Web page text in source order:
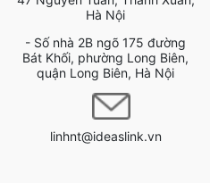
Hà Nội
- Số nhà 2B ngõ 175 đường
Bát Khối, phường Long Biên,
quận Long Biên, Hà Nội
linhnt@ideaslink.vn